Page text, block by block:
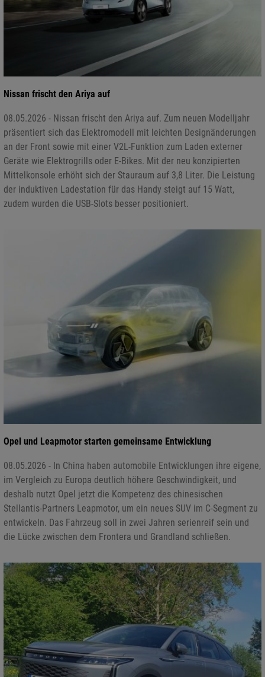
Nissan frischt den Ariya auf
08.05.2026 - Nissan frischt den Ariya auf. Zum neuen Modelljahr
präsentiert sich das Elektromodell mit leichten Designänderungen
an der Front sowie mit einer V2L-Funktion zum Laden externer
Geräte wie Elektrogrills oder E-Bikes. Mit der neu konzipierten
Mittelkonsole erhöht sich der Stauraum auf 3,8 Liter. Die Leistung
der induktiven Ladestation für das Handy steigt auf 15 Watt,
zudem wurden die USB-Slots besser positioniert.
Opel und Leapmotor starten gemeinsame Entwicklung
08.05.2026 - In China haben automobile Entwicklungen ihre eigene,
im Vergleich zu Europa deutlich höhere Geschwindigkeit, und
deshalb nutzt Opel jetzt die Kompetenz des chinesischen
Stellantis-Partners Leapmotor, um ein neues SUV im C-Segment zu
entwickeln. Das Fahrzeug soll in zwei Jahren serienreif sein und
die Lücke zwischen dem Frontera und Grandland schließen.